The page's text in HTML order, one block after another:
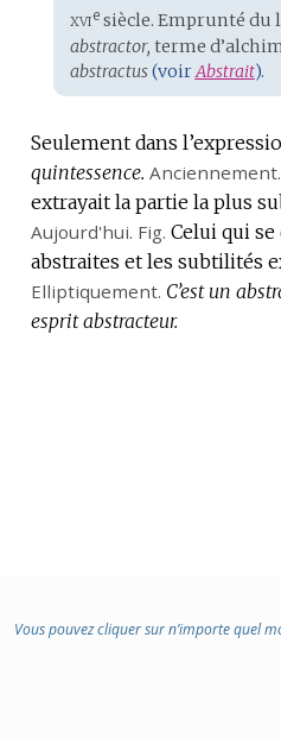
Étymologie
:
xviesiècle. Emprunté du
abstractor, terme
abstractus(voirAbstrait).
Seulement dans
quintessence. Anciennement.
extrayait la partie la plus
Aujourd'hui. Fig. Celui qui
abstraites et les subtilités
Elliptiquement. C’est un
esprit abstracteur.
Vous pouvez cliquer sur n’importe quel